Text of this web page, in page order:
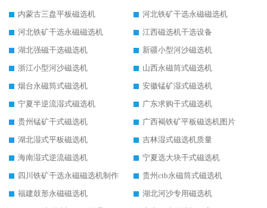
内蒙古三盘平板磁选机
河北铁矿干选永磁磁选机
河北铁矿干选永磁磁选机
江西磁选机干选设备
湖北强磁干选磁选机
新疆小型河沙磁选机
浙江小型河沙磁选机
山西永磁筒式磁选机
烟台永磁筒式磁选机
安徽锰矿湿式磁选机
宁夏半逆流湿式磁选机
广东求购干式磁选机
贵州锰矿干式磁选机
广西褐铁矿平板磁选机图片
湖北湿式平板磁选机
吉林湿式磁选机质量
海南湿式逆流磁选机
宁夏选大块干式磁选机
四川铁矿干选永磁磁选机制作
贵州ctb永磁筒式磁选机
福建鼓形永磁磁选机
湖北河沙专用磁选机